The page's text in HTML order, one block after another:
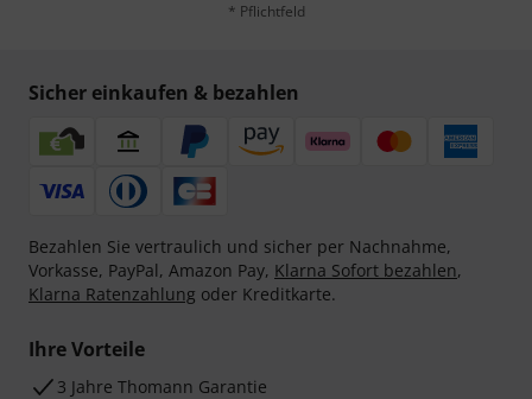
* Pflichtfeld
Sicher einkaufen & bezahlen
Bezahlen Sie vertraulich und sicher per Nachnahme,
Vorkasse, PayPal, Amazon Pay, Klarna Sofort bezahlen,
Klarna Ratenzahlung oder Kreditkarte.
Ihre Vorteile
3 Jahre Thomann Garantie